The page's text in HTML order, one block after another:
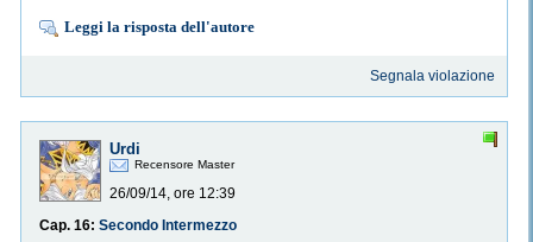
Leggi la risposta dell'autore
Segnala violazione
Urdi
Recensore Master
26/09/14, ore 12:39
Cap. 16: Secondo Intermezzo